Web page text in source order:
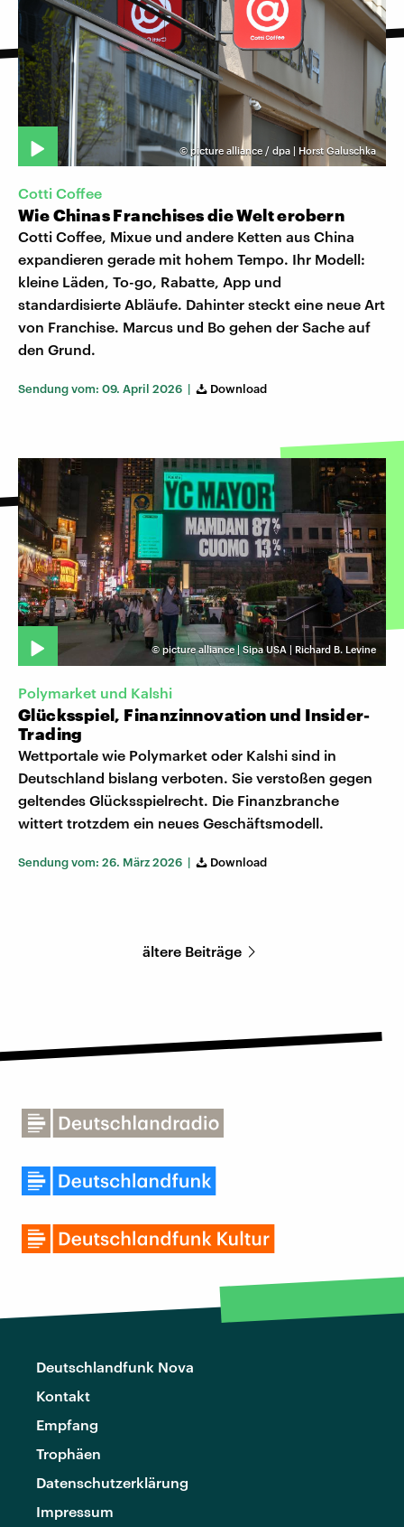
© picture alliance / dpa | Horst Galuschka
Cotti Coffee
Wie Chinas Franchises die Welt erobern
Cotti Coffee, Mixue und andere Ketten aus China
expandieren gerade mit hohem Tempo. Ihr Modell:
kleine Läden, To-go, Rabatte, App und
standardisierte Abläufe. Dahinter steckt eine neue Art
von Franchise. Marcus und Bo gehen der Sache auf
den Grund.
Sendung vom: 09. April 2026 | Download
© picture alliance | Sipa USA | Richard B. Levine
Polymarket und Kalshi
Glücksspiel, Finanzinnovation und Insider-
Trading
Wettportale wie Polymarket oder Kalshi sind in
Deutschland bislang verboten. Sie verstoßen gegen
geltendes Glücksspielrecht. Die Finanzbranche
wittert trotzdem ein neues Geschäftsmodell.
Sendung vom: 26. März 2026 | Download
ältere Beiträge
Deutschlandfunk Nova
Kontakt
Empfang
Trophäen
Datenschutzerklärung
Impressum